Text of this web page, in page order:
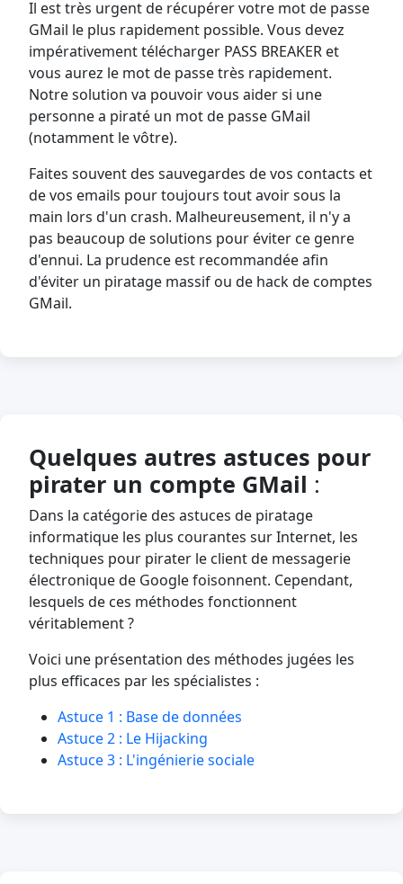
Il est très urgent de récupérer votre mot de passe
GMail le plus rapidement possible. Vous devez
impérativement télécharger PASS BREAKER et
vous aurez le mot de passe très rapidement.
Notre solution va pouvoir vous aider si une
personne a piraté un mot de passe GMail
(notamment le vôtre).
Faites souvent des sauvegardes de vos contacts et
de vos emails pour toujours tout avoir sous la
main lors d'un crash. Malheureusement, il n'y a
pas beaucoup de solutions pour éviter ce genre
d'ennui. La prudence est recommandée afin
d'éviter un piratage massif ou de hack de comptes
GMail.
Quelques autres astuces pour
pirater un compte GMail :
Dans la catégorie des astuces de piratage
informatique les plus courantes sur Internet, les
techniques pour pirater le client de messagerie
électronique de Google foisonnent. Cependant,
lesquels de ces méthodes fonctionnent
véritablement ?
Voici une présentation des méthodes jugées les
plus efficaces par les spécialistes :
Astuce 1 : Base de données
Astuce 2 : Le Hijacking
Astuce 3 : L'ingénierie sociale